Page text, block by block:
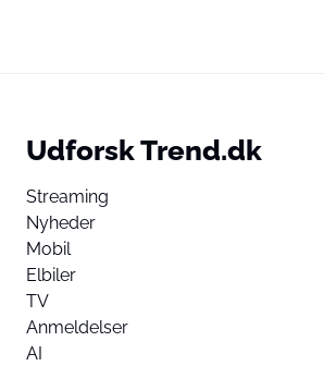
Udforsk Trend.dk
Streaming
Nyheder
Mobil
Elbiler
TV
Anmeldelser
AI